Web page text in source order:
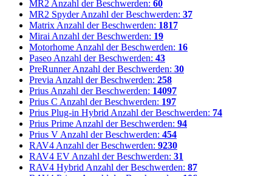
MR2 Anzahl der Beschwerden: 60
MR2 Spyder Anzahl der Beschwerden: 37
Matrix Anzahl der Beschwerden: 1817
Mirai Anzahl der Beschwerden: 19
Motorhome Anzahl der Beschwerden: 16
Paseo Anzahl der Beschwerden: 43
PreRunner Anzahl der Beschwerden: 30
Previa Anzahl der Beschwerden: 258
Prius Anzahl der Beschwerden: 14097
Prius C Anzahl der Beschwerden: 197
Prius Plug-in Hybrid Anzahl der Beschwerden: 74
Prius Prime Anzahl der Beschwerden: 94
Prius V Anzahl der Beschwerden: 454
RAV4 Anzahl der Beschwerden: 9230
RAV4 EV Anzahl der Beschwerden: 31
RAV4 Hybrid Anzahl der Beschwerden: 87